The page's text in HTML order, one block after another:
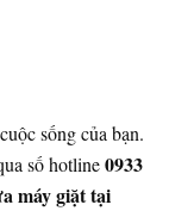
sống của bạn.
số hotline0933
máy giặt tại